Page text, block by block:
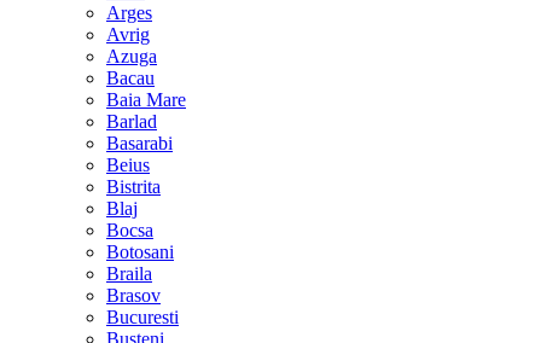
Arges
Avrig
Azuga
Bacau
Baia Mare
Barlad
Basarabi
Beius
Bistrita
Blaj
Bocsa
Botosani
Braila
Brasov
Bucuresti